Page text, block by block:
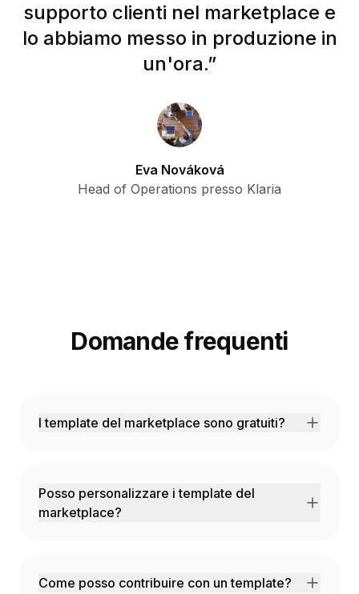
supporto clienti nel marketplace e
lo abbiamo messo in produzione in
un'ora.”
Eva Nováková
Head of Operations presso Klaria
Domande frequenti
I template del marketplace sono gratuiti?
abbonamento.
Posso personalizzare i template del
marketplace?
Come posso contribuire con un template?